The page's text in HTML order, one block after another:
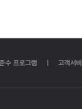
수 프로그램 고객서